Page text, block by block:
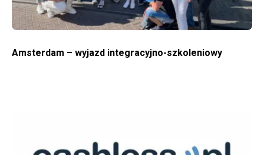
Amsterdam – wyjazd integracyjno-szkoleniowy